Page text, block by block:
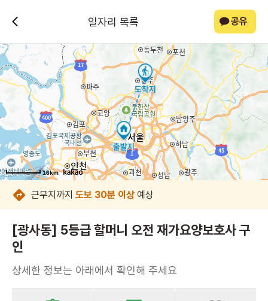
일자리 목록 공유
16km
16km
16km
16km
16km
16km
16km
16km
근무지까지 도보 30분 이상 예상
[광사동] 5등급 할머니 오전 재가요양보호사 구
인
상세한 정보는 아래에서 확인해 주세요